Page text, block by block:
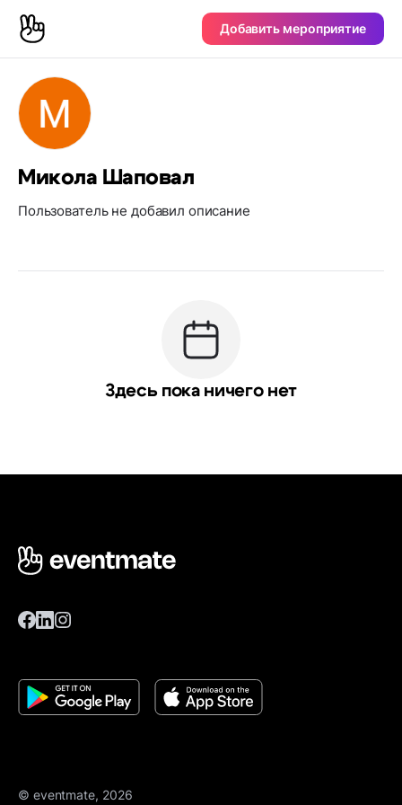
Добавить мероприятие
Микола Шаповал
Пользователь не добавил описание
Здесь пока ничего нет
© eventmate, 2026